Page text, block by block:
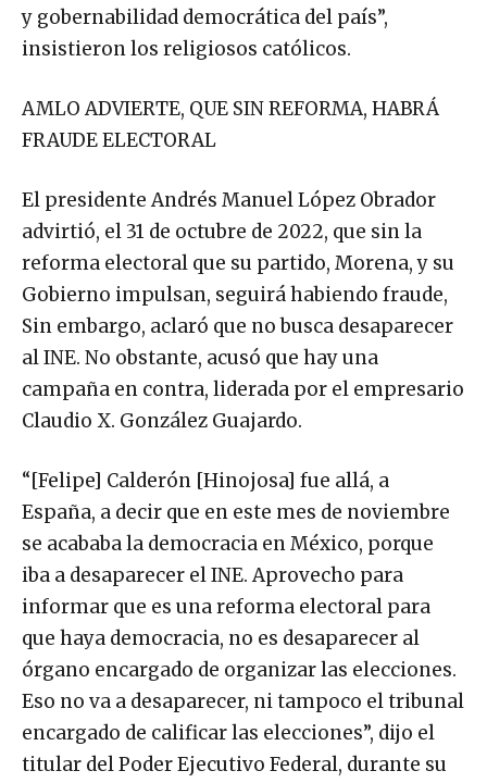
y gobernabilidad democrática del país”,
insistieron los religiosos católicos.
AMLO ADVIERTE, QUE SIN REFORMA, HABRÁ
FRAUDE ELECTORAL
El presidente Andrés Manuel López Obrador
advirtió, el 31 de octubre de 2022, que sin la
reforma electoral que su partido, Morena, y su
Gobierno impulsan, seguirá habiendo fraude,
Sin embargo, aclaró que no busca desaparecer
al INE. No obstante, acusó que hay una
campaña en contra, liderada por el empresario
Claudio X. González Guajardo.
“[Felipe] Calderón [Hinojosa] fue allá, a
España, a decir que en este mes de noviembre
se acababa la democracia en México, porque
iba a desaparecer el INE. Aprovecho para
informar que es una reforma electoral para
que haya democracia, no es desaparecer al
órgano encargado de organizar las elecciones.
Eso no va a desaparecer, ni tampoco el tribunal
encargado de calificar las elecciones”, dijo el
titular del Poder Ejecutivo Federal, durante su